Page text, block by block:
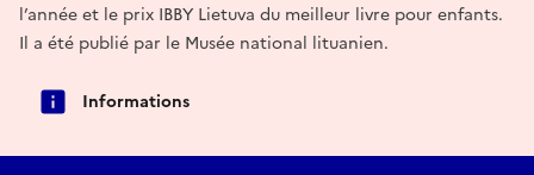
l’année et le prix IBBY Lietuva du meilleur livre pour enfants.
Il a été publié par le Musée national lituanien.
Informations